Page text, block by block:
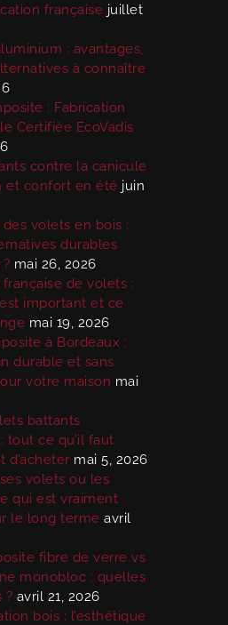
française juillet
: avantages,
à connaître
: Fabrication
Certifiée EcoVadis
contre la canicule
et confort en été juin
volets en bois :
durables
mai 26, 2026
française de volets :
important et ce
mai 19, 2026
à Bordeaux :
durable et sans
votre maison mai
battants
tout ce qu’il faut
d’acheter mai 5, 2026
volets ou les
qui est vraiment
le long terme avril
fibre de verre vs
monobloc : quelles
? avril 21, 2026
bois : l’esthétique